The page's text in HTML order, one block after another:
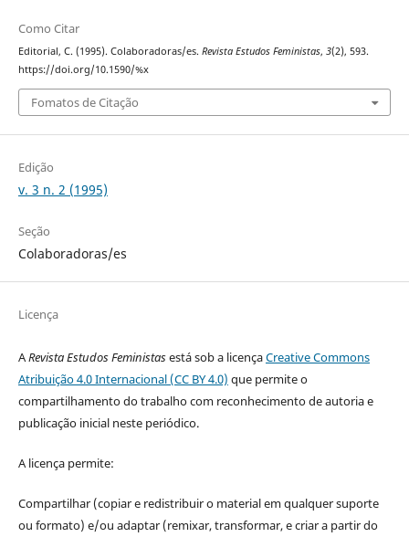
Como Citar
Editorial, C. (1995). Colaboradoras/es. Revista Estudos Feministas, 3(2), 593.
https://doi.org/10.1590/%x
Fomatos de Citação
Edição
v. 3 n. 2 (1995)
Seção
Colaboradoras/es
Licença
ARevista Estudos Feministasestá sob a licençaCreative Commons
Atribuição 4.0 Internacional (CC BY 4.0) que permite o
compartilhamento do trabalho com reconhecimento de autoria e
publicação inicial neste periódico.
A licença permite:
Compartilhar (copiar e redistribuir o material em qualquer suporte
ou formato) e/ou adaptar (remixar, transformar, e criar a partir do